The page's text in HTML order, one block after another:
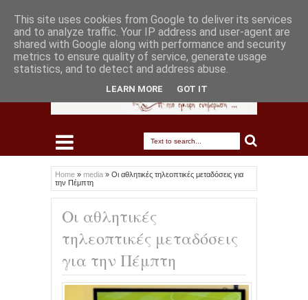
Home » media » Οι αθλητικές τηλεοπτικές μεταδόσεις για
την Πέμπτη
Οι αθλητικές
τηλεοπτικές μεταδόσεις
για την Πέμπτη
This site uses cookies from Google to deliver its services
and to analyze traffic. Your IP address and user-agent are
shared with Google along with performance and security
metrics to ensure quality of service, generate usage
statistics, and to detect and address abuse.
LEARN MORE GOT IT